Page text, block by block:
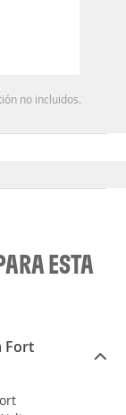
no incluidos.
ESTA
Fort